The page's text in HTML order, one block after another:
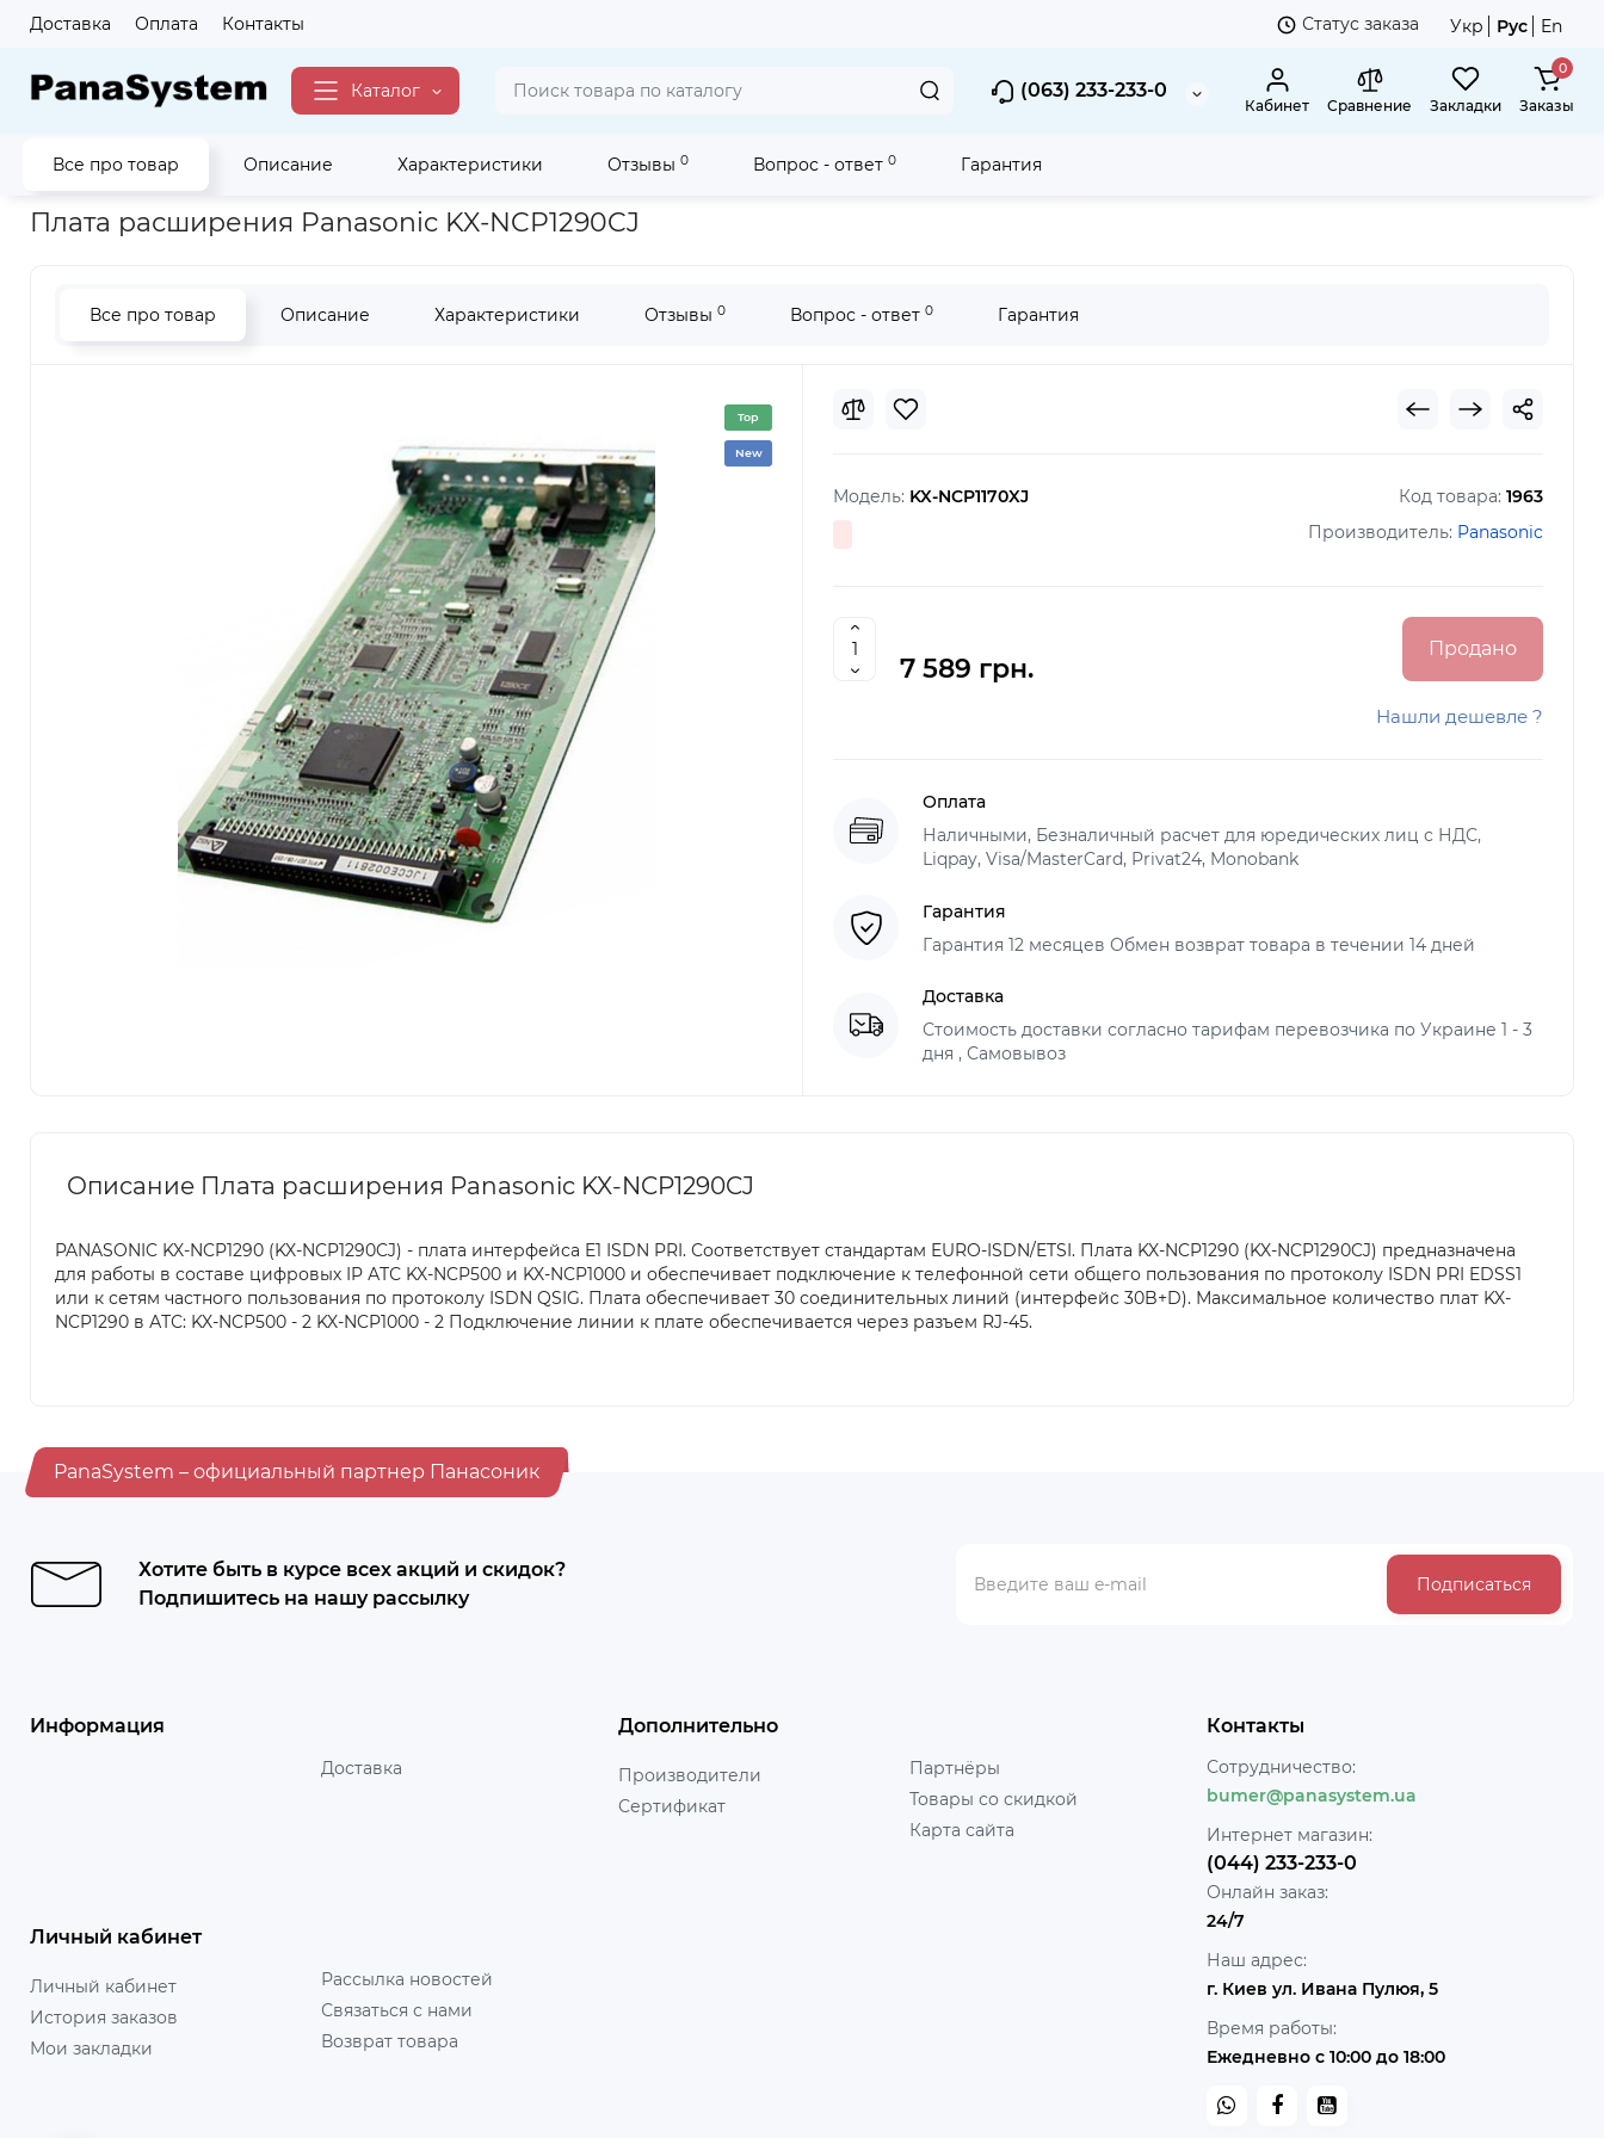
Доставка Оплата Контакты Статус заказа Укр Рус En
Каталог (063) 233-233-0
Кабинет Сравнение Закладки
0
Заказы
Все про товар Описание Характеристики Отзывы 0 Вопрос - ответ 0 Гарантия
Главная Для Бизнеса Платы Расширения Плата расширения Panasonic KX-NCP1290CJ
Плата расширения Panasonic KX-NCP1290CJ
Все про товар Описание Характеристики Отзывы 0 Вопрос - ответ 0 Гарантия
Top
New
Модель: KX-NCP1170XJ Код товара: 1963
Производитель: Panasonic
7 589 грн.
Продано
Нашли дешевле ?
Оплата
Наличными, Безналичный расчет для юредических лиц с НДС,
Liqpay, Visa/MasterCard, Privat24, Monobank
Гарантия
Гарантия 12 месяцев Обмен возврат товара в течении 14 дней
Доставка
Стоимость доставки согласно тарифам перевозчика по Украине 1 - 3
дня , Самовывоз
Описание Плата расширения Panasonic KX-NCP1290CJ
PANASONIC KX-NCP1290 (KX-NCP1290CJ) - плата интерфейса E1 ISDN PRI. Соответствует стандартам EURO-ISDN/ETSI. Плата KX-NCP1290 (KX-NCP1290CJ) предназначена
для работы в составе цифровых IP АТС KX-NCP500 и KX-NCP1000 и обеспечивает подключение к телефонной сети общего пользования по протоколу ISDN PRI EDSS1
или к сетям частного пользования по протоколу ISDN QSIG. Плата обеспечивает 30 соединительных линий (интерфейс 30B+D). Максимальное количество плат KX-
NCP1290 в АТС: KX-NCP500 - 2 KX-NCP1000 - 2 Подключение линии к плате обеспечивается через разъем RJ-45.
PanaSystem – официальный партнер Панасоник
Хотите быть в курсе всех акций и скидок?
Подпишитесь на нашу рассылку
Подписаться
Информация
Доставка
Дополнительно
Производители
Сертификат
Партнёры
Товары со скидкой
Карта сайта
Личный кабинет
Личный кабинет
История заказов
Мои закладки
Рассылка новостей
Связаться с нами
Возврат товара
Контакты
Сотрудничество:
bumer@panasystem.ua
Интернет магазин:
(044) 233-233-0
Онлайн заказ:
24/7
Наш адрес:
г. Киев ул. Ивана Пулюя, 5
Время работы:
Ежедневно с 10:00 до 18:00